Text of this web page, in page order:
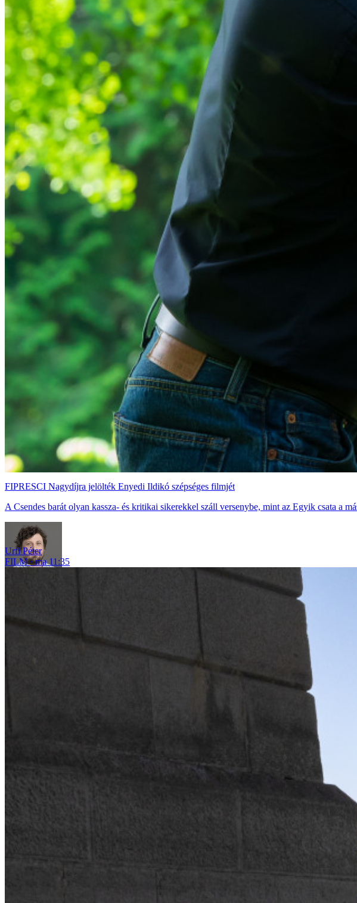
FIPRESCI Nagydíjra jelölték Enyedi Ildikó szépséges filmjét
A Csendes barát olyan kassza- és kritikai sikerekkel száll versenybe, mint az Egyik csata a
Urfi Péter
FILM
ma 11:35